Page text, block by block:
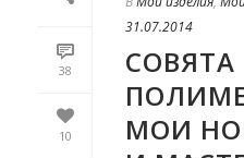
38
10
31.07.2014
СОВЯТА
МОИ